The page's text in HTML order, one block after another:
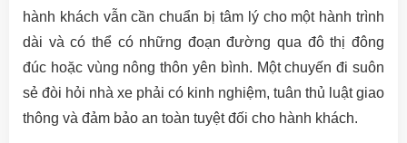
hành khách vẫn cần chuẩn bị tâm lý cho một hành trình
dài và có thể có những đoạn đường qua đô thị đông
đúc hoặc vùng nông thôn yên bình. Một chuyến đi suôn
sẻ đòi hỏi nhà xe phải có kinh nghiệm, tuân thủ luật giao
thông và đảm bảo an toàn tuyệt đối cho hành khách.